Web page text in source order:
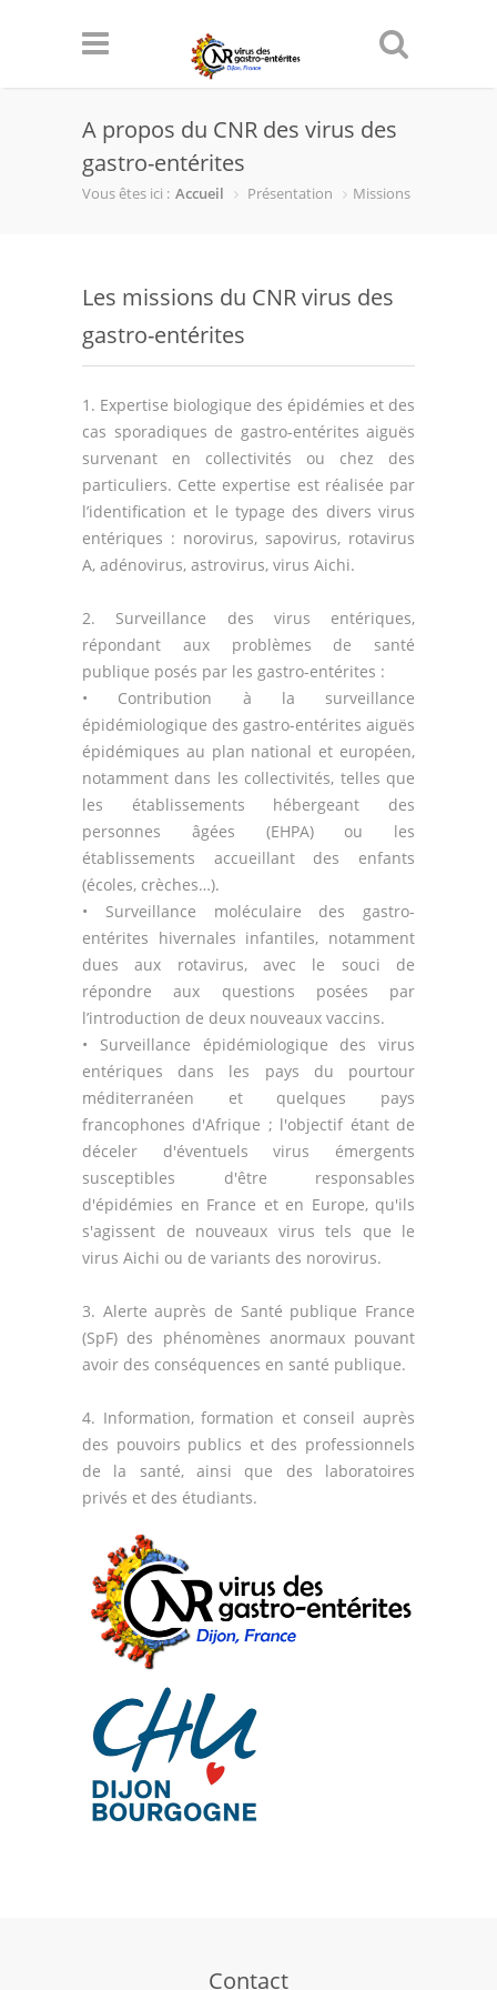
A propos du CNR des virus des
gastro-entérites
Vous êtes ici : Accueil Présentation Missions
Les missions du CNR virus des
gastro-entérites
1. Expertise biologique des épidémies et des
cas sporadiques de gastro-entérites aiguës
survenant en collectivités ou chez des
particuliers. Cette expertise est réalisée par
l’identification et le typage des divers virus
entériques : norovirus, sapovirus, rotavirus
A, adénovirus, astrovirus, virus Aichi.
2. Surveillance des virus entériques,
répondant aux problèmes de santé
publique posés par les gastro-entérites :
• Contribution à la surveillance
épidémiologique des gastro-entérites aiguës
épidémiques au plan national et européen,
notamment dans les collectivités, telles que
les établissements hébergeant des
personnes âgées (EHPA) ou les
établissements accueillant des enfants
(écoles, crèches…).
• Surveillance moléculaire des gastro-
entérites hivernales infantiles, notamment
dues aux rotavirus, avec le souci de
répondre aux questions posées par
l’introduction de deux nouveaux vaccins.
• Surveillance épidémiologique des virus
entériques dans les pays du pourtour
méditerranéen et quelques pays
francophones d'Afrique ; l'objectif étant de
déceler d'éventuels virus émergents
susceptibles d'être responsables
d'épidémies en France et en Europe, qu'ils
s'agissent de nouveaux virus tels que le
virus Aichi ou de variants des norovirus.
3. Alerte auprès de Santé publique France
(SpF) des phénomènes anormaux pouvant
avoir des conséquences en santé publique.
4. Information, formation et conseil auprès
des pouvoirs publics et des professionnels
de la santé, ainsi que des laboratoires
privés et des étudiants.
Contact